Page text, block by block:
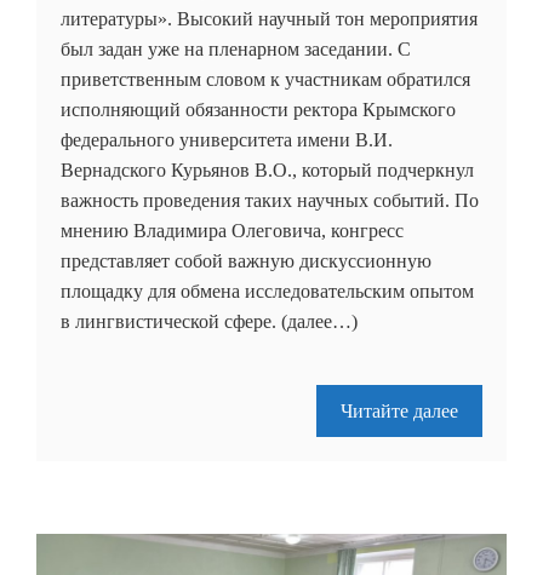
литературы». Высокий научный тон мероприятия
был задан уже на пленарном заседании. С
приветственным словом к участникам обратился
исполняющий обязанности ректора Крымского
федерального университета имени В.И.
Вернадского Курьянов В.О., который подчеркнул
важность проведения таких научных событий. По
мнению Владимира Олеговича, конгресс
представляет собой важную дискуссионную
площадку для обмена исследовательским опытом
в лингвистической сфере. (далее…)
Читайте далее